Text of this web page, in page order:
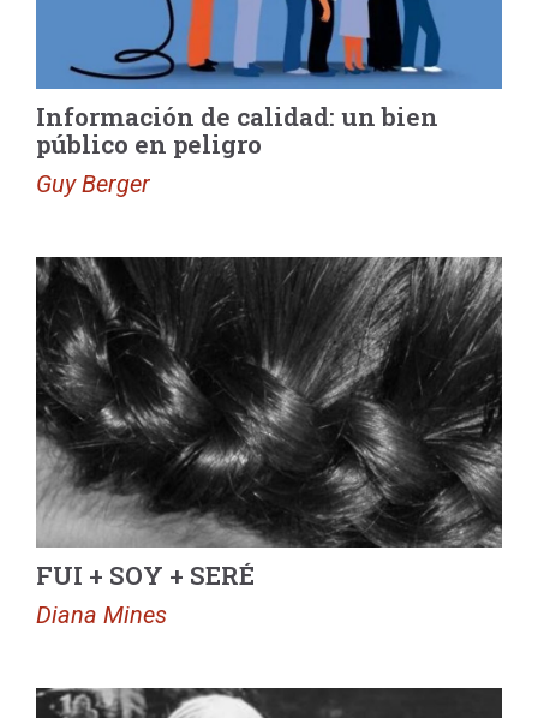
Información de calidad: un bien
público en peligro
Guy Berger
FUI + SOY + SERÉ
Diana Mines